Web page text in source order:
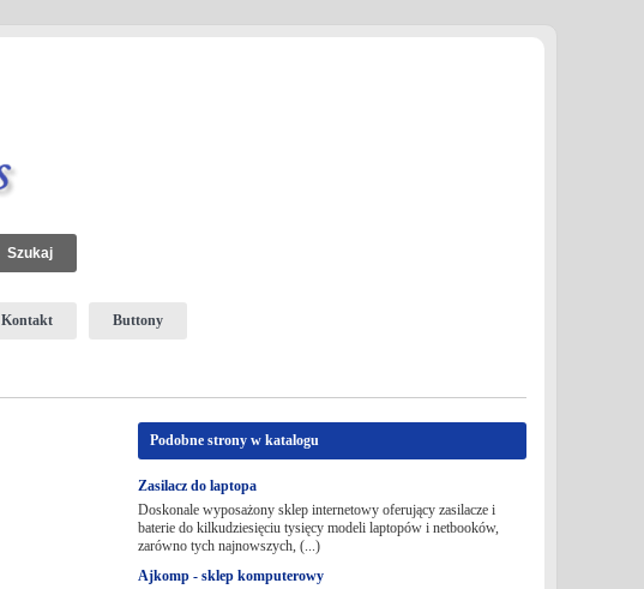
Kontakt Buttony
Podobne strony w katalogu
Zasilacz do laptopa
Doskonale wyposażony sklep internetowy oferujący zasilacze i
baterie do kilkudziesięciu tysięcy modeli laptopów i netbooków,
zarówno tych najnowszych, (...)
Ajkomp - sklep komputerowy